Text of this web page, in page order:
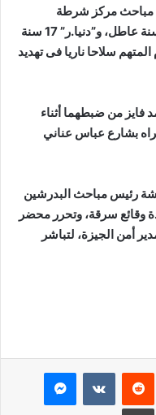
مباحث مركز شرطة
البدرشين، تفيد بتورط “رشدى.ف” 40 سنة عاطل، و”دنيا.ر” 17 سنة
سلاحا ناريا فى تهديد
فايز من ضبطهما أثناء
بشارع عباس عناني
رئيس مباحث البدرشين
وقائع سرقة، وتحرر محضر
أمن الجيزة، لتباشر
ماسنجر
عبر البريد طباعة